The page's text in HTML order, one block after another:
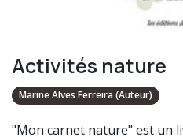
Activités nature
Marine Alves Ferreira (Auteur)
"Mon carnet nature" est un